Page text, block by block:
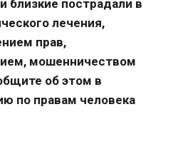
близкие пострадали в
лечения,
прав,
мошенничеством
об этом в
по правам человека